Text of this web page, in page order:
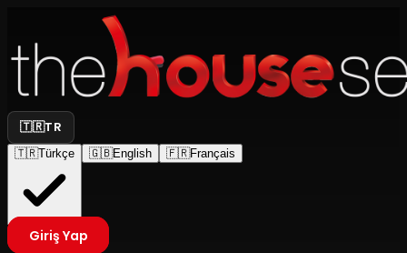
🇹🇷TR
🇹🇷Türkçe 🇬🇧English 🇫🇷Français
Giriş Yap